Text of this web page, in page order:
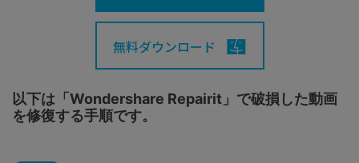
無料ダウンロード
以下は「Wondershare Repairit」で破損した動画
を修復する手順です。